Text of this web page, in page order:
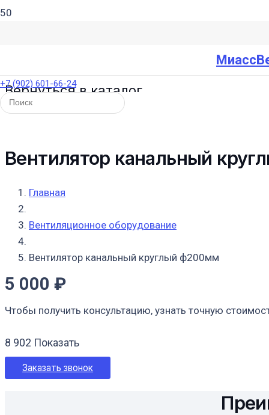
+7 (902) 601-66-24
Вернуться в каталог
Вентилятор канальный
Главная
Вентиляционное оборудование
Вентилятор канальный круглый ф200мм
5 000 ₽
Чтобы получить консультацию, узнать точную
8 902 Показать
Заказать звонок